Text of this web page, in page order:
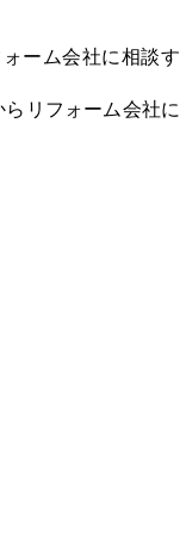
ーム会社に相談す
リフォーム会社に